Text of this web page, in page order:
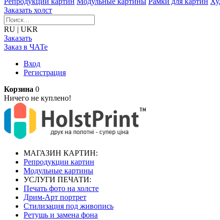
Заказать холст
RU | UKR
Заказать
Заказ в ЧАТе
Вход
Регистрация
Корзина 0
Ничего не куплено!
МАГАЗИН КАРТИН:
Репродукции картин
Модульные картины
УСЛУГИ ПЕЧАТИ:
Печать фото на холсте
Дрим-Арт портрет
Стилизация под живопись
Ретушь и замена фона